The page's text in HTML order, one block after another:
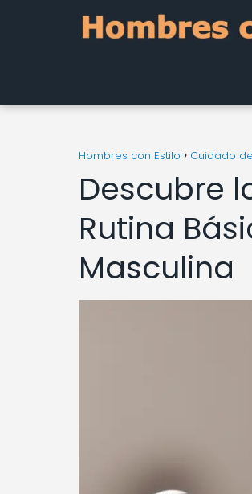
Hombres con Estilo Cuidado
Descubre
Rutina
Masculina